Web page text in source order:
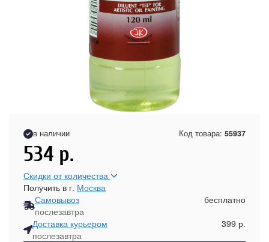
в наличии Код товара: 55937
534 р.
Скидки от количества
Получить в г. Москва
Самовывоз
послезавтра
бесплатно
Доставка курьером
послезавтра
399 р.